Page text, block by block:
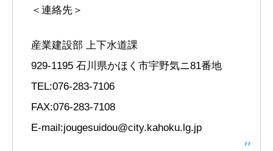
＜連絡先＞
産業建設部 上下水道課
929-1195 石川県かほく市宇野気ニ81番地
TEL:076-283-7106
FAX:076-283-7108
E-mail:jougesuidou@city.kahoku.lg.jp